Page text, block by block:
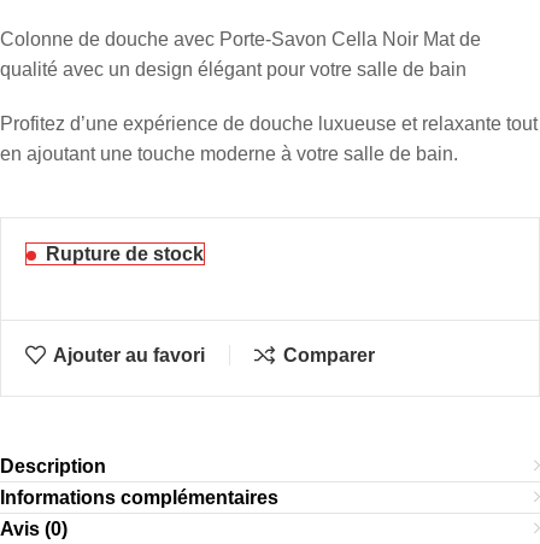
Colonne de douche avec Porte-Savon Cella Noir Mat de
qualité avec un design élégant pour votre salle de bain
Profitez d’une expérience de douche luxueuse et relaxante tout
en ajoutant une touche moderne à votre salle de bain.
Rupture de stock
Ajouter au favori Comparer
Description
Informations complémentaires
Avis (0)